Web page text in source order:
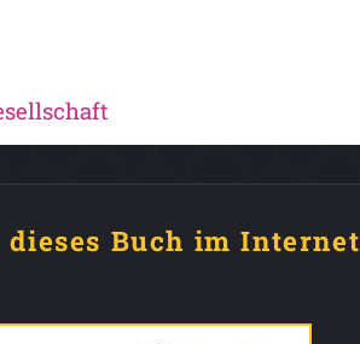
dieses Buch im Internet